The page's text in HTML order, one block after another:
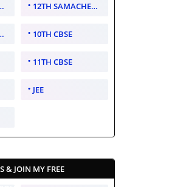
12TH SAMACHEER KALVI
10TH CBSE
11TH CBSE
JEE
& JOIN MY FREE